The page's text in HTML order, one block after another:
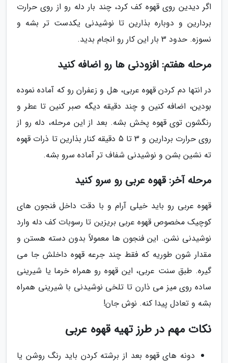
اگر دیدین روی قهوه کف کرد، چند بار دله رو از روی حرارت
بردارین و دوباره بذارین تا نوشیدنی یکدست تر بشه و
نسوزه. حدود 3 بار این کار رو انجام بدید.
مرحله هفتم: افزودنی ها رو اضافه کنید
در انتها دم کردن قهوه عربی، هل و زعفران رو که آماده نموده
بودین، اضافه کنین و چند دقیقه دیگه صبر کنین تا عطر و
رنگشون توی قهوه پخش بشه. بعد از این مرحله، دله رو از
روی حرارت بردارین و 3 تا 5 دقیقه کنار بذارین تا ذرات قهوه
ته نشین بشن و نوشیدنی شفاف تر آماده سرو بشه.
مرحله آخر: قهوه عربی رو سرو کنید
قهوه عربی رو باید خیلی آرام و با دقت داخل فنجون های
کوچیک مخصوص قهوه عربی بریزین تا رسوبات کف دله وارد
نوشیدنی نشن. این فنجون ها معمولاً بدون دسته هستن و
مقدار شون طوریه که فقط چند جرعه قهوه داخلش جا می
گیره. طبق سنت عربی، این قهوه رو همراه خرما یا شیرینی
ساده روی میز می ذارن تا تلخی نوشیدنی با شیرینی همراه
بشه و تعادل پیدا کنه. نوش جان!
نکات مهم در طرز تهیه قهوه عربی
دونه های قهوه بعد از برشته کردن باید رنگ روشن یا